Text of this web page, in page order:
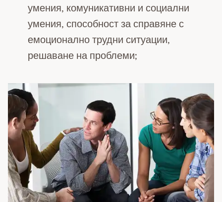
умения, комуникативни и социални
умения, способност за справяне с
емоционално трудни ситуации,
решаване на проблеми;